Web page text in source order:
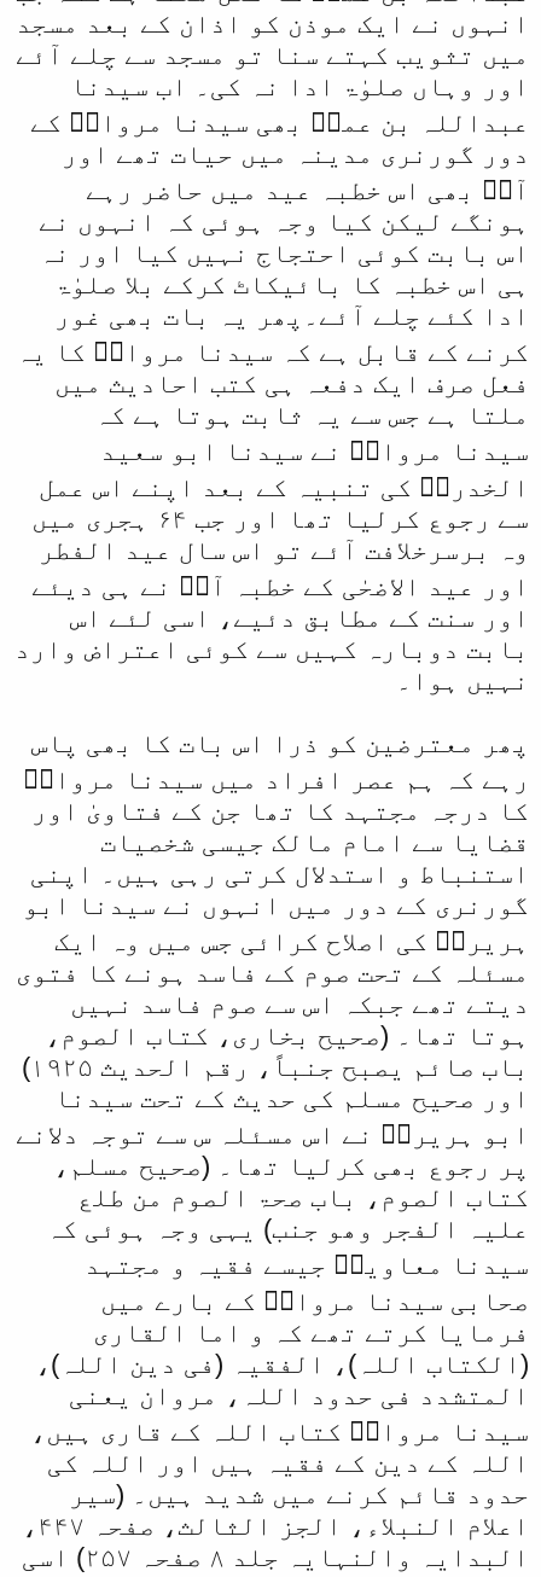
انہوں نے ایک موذن کو اذان کے بعد مسجد
میں تثویب کہتے سنا تو مسجد سے چلے آئے
اور وہاں صلوٰۃ ادا نہ کی۔ اب سیدنا
عبداللہ بن عمرؓ بھی سیدنا مروانؓ کے
دور گورنری مدینہ میں حیات تھے اور
آپؓ بھی اس خطبہ عید میں حاضر رہے
ہونگے لیکن کیا وجہ ہوئی کہ انہوں نے
اس بابت کوئی احتجاج نہیں کیا اور نہ
ہی اس خطبہ کا بائیکاٹ کرکے بلا صلوٰۃ
ادا کئے چلے آئے۔پھر یہ بات بھی غور
کرنے کے قابل ہے کہ سیدنا مروانؓ کا یہ
فعل صرف ایک دفعہ ہی کتب احادیث میں
ملتا ہے جس سے یہ ثابت ہوتا ہے کہ
سیدنا مروانؓ نے سیدنا ابو سعید
الخدریؓ کی تنبیہ کے بعد اپنے اس عمل
سے رجوع کرلیا تھا اور جب ۶۴ ہجری میں
وہ برسرخلافت آئے تو اس سال عید الفطر
اور عید الاضحٰی کے خطبہ آپؓ نے ہی دیئے
اور سنت کے مطابق دئیے، اسی لئے اس
بابت دوبارہ کہیں سے کوئی اعتراض وارد
نہیں ہوا۔
پھر معترضین کو ذرا اس بات کا بھی پاس
رہے کہ ہم عصر افراد میں سیدنا مروانؓ
کا درجہ مجتہد کا تھا جن کے فتاویٰ اور
قضایا سے امام مالک جیسی شخصیات
استنباط و استدلال کرتی رہی ہیں۔ اپنی
گورنری کے دور میں انہوں نے سیدنا ابو
ہریرہؓ کی اصلاح کرائی جس میں وہ ایک
مسئلہ کے تحت صوم کے فاسد ہونے کا فتوی
دیتے تھے جبکہ اس سے صوم فاسد نہیں
ہوتا تھا۔ (صحیح بخاری، کتاب الصوم،
باب صائم یصبح جنباً، رقم الحدیث ۱۹۲۵)
اور صحیح مسلم کی حدیث کے تحت سیدنا
ابو ہریرہؓ نے اس مسئلہ س سے توجہ دلانے
پر رجوع بھی کرلیا تھا۔ (صحیح مسلم،
کتاب الصوم، باب صحۃ الصوم من طلع
علیہ الفجر وھو جنب) یہی وجہ ہوئی کہ
سیدنا معاویہؓ جیسے فقیہ و مجتہد
صحابی سیدنا مروانؓ کے بارے میں
فرمایا کرتے تھے کہ و اما القاری
(الکتاب اللہ)، الفقیہ (فی دین اللہ)،
المتشدد فی حدود اللہ، مروان یعنی
سیدنا مروانؓ کتاب اللہ کے قاری ہیں،
اللہ کے دین کے فقیہ ہیں اور اللہ کی
حدود قائم کرنے میں شدید ہیں۔ (سیر
اعلام النبلاء، الجز الثالث، صفحہ ۴۴۷،
البدایہ والنہایہ جلد ۸ صفحہ ۲۵۷) اسی